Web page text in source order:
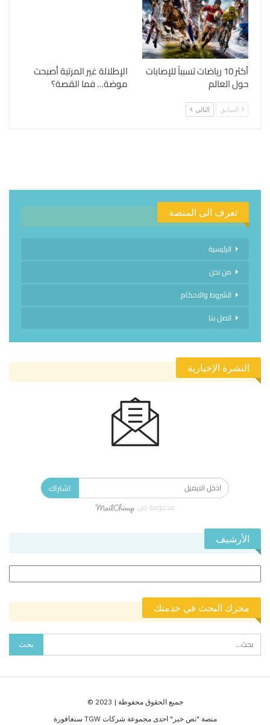
أكثر 10 رياضات تسبباً للإصابات
حول العالم
الإطلالة غير المرتبة أصبحت
موضة… فما القصة؟
السابق التالي
تعرف الى المنصة
الرئيسية
من نحن
الشروط والاحكام
اتصل بنا
النشرة الإخبارية
اشتراك
مدعومة من
الأرشيف
محرك البحث في خدمتك
جميع الحقوق محفوظة | 2023 ©
منصة "نص خبر" احدى مجموعة شركات TGW سنغافورة